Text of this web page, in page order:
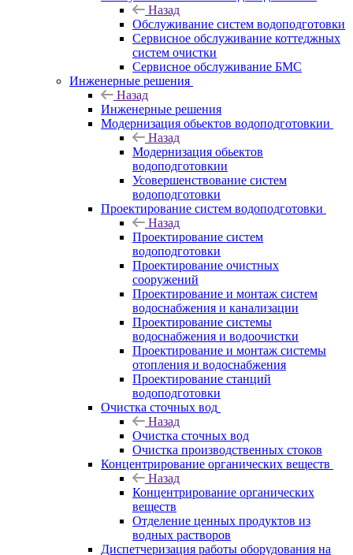
Назад
Обслуживание систем водоподготовки
Сервисное обслуживание коттеджных
систем очистки
Сервисное обслуживание БМС
Инженерные решения
Назад
Инженерные решения
Модернизация обьектов водоподготовкии
Назад
Модернизация обьектов
водоподготовкии
Усовершенствование систем
водоподготовки
Проектирование систем водоподготовки
Назад
Проектирование систем
водоподготовки
Проектирование очистных
сооружений
Проектирование и монтаж систем
водоснабжения и канализации
Проектирование системы
водоснабжения и водоочистки
Проектирование и монтаж системы
отопления и водоснабжения
Проектирование станций
водоподготовки
Очистка сточных вод
Назад
Очистка сточных вод
Очистка производственных стоков
Концентрирование органических веществ
Назад
Концентрирование органических
веществ
Отделение ценных продуктов из
водных растворов
Диспетчеризация работы оборудования на